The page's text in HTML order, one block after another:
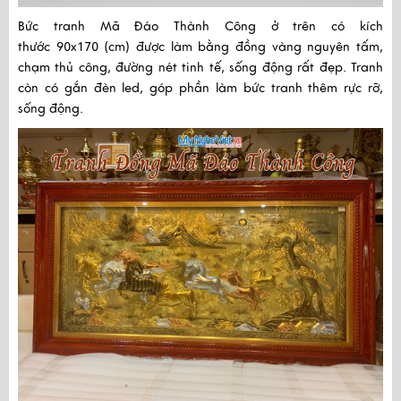
Bức tranh Mã Đáo Thành Công ở trên có kích
thước 90x170(cm) được làm bằng đồng vàng nguyên tấm,
chạm thủ công, đường nét tinh tế, sống động rất đẹp. Tranh
còn có gắn đèn led, góp phần làm bức tranh thêm rực rỡ,
sống động.